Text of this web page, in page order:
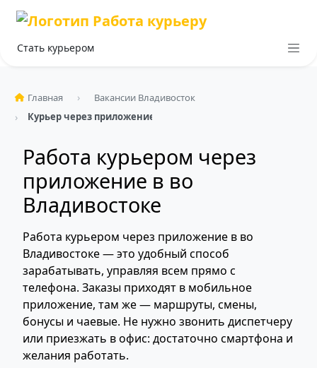
Стать курьером
Главная
Вакансии Владивосток
Курьер через приложение
Работа курьером через
приложение в во
Владивостоке
Работа курьером через приложение в во
Владивостоке — это удобный способ
зарабатывать, управляя всем прямо с
телефона. Заказы приходят в мобильное
приложение, там же — маршруты, смены,
бонусы и чаевые. Не нужно звонить диспетчеру
или приезжать в офис: достаточно смартфона и
желания работать.